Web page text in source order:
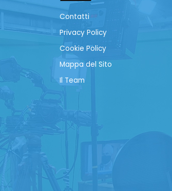
Contatti
Privacy Policy
Cookie Policy
Mappa del Sito
Il Team